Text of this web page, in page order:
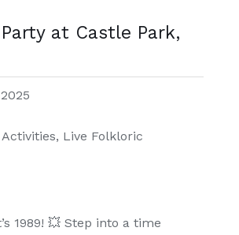
Party at Castle Park,
Activities, Live Folkloric
1989! 💥 Step into a time